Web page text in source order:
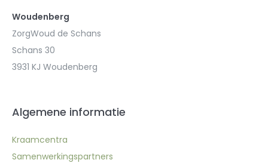
Woudenberg
ZorgWoud de Schans
Schans 30
3931 KJ Woudenberg
Algemene informatie
Kraamcentra
Samenwerkingspartners